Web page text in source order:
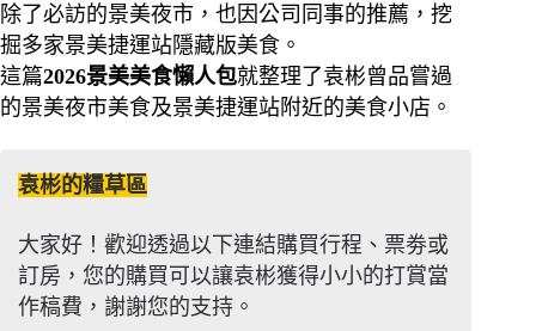
除了必訪的景美夜市，也因公司同事的推薦，挖
掘多家景美捷運站隱藏版美食。
這篇2026景美美食懶人包就整理了袁彬曾品嘗過
的景美夜市美食及景美捷運站附近的美食小店。
袁彬的糧草區
大家好！歡迎透過以下連結購買行程、票劵或
訂房，您的購買可以讓袁彬獲得小小的打賞當
作稿費，謝謝您的支持。